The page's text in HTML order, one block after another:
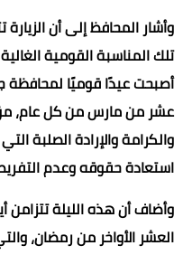
وأشار المحافظ إلى أن
تلك المناسبة القومية
أصبحت عيدًا قوميًا لمحافظة
عشر من مارس من كل عام،
والكرامة والإرادة الصلبة
استعادة حقوقه وعدم
وأضاف أن هذه الليلة تتزامن
العشر الأواخر من رمضان،